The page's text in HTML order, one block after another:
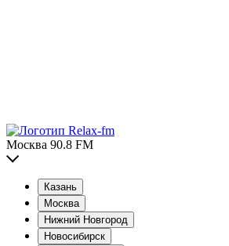
Москва 90.8 FM
Казань
Москва
Нижний Новгород
Новосибирск